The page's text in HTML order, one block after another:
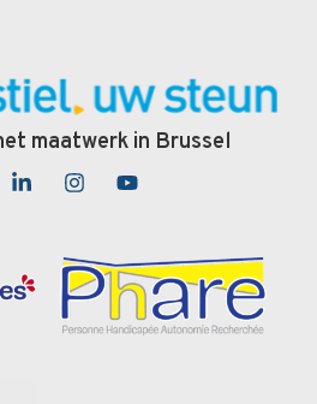
maatwerk in Brussel